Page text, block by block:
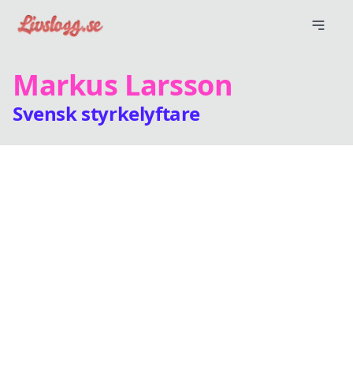
Markus Larsson
Svensk styrkelyftare